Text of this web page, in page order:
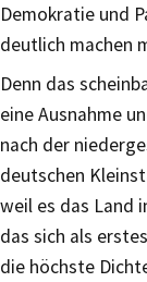
Demokratie und
deutlich machen
Denn das
eine Ausnahme
nach der
deutschen
weil es das Land
das sich als
die höchste